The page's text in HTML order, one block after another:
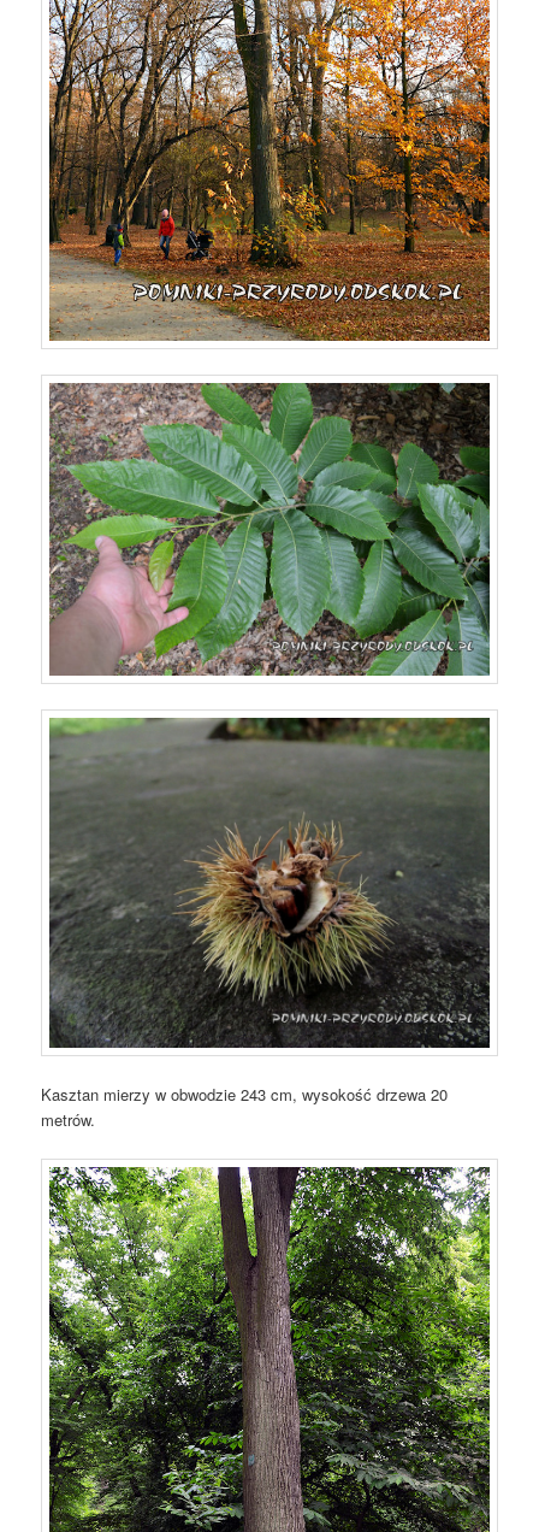
Kasztan mierzy w obwodzie 243 cm, wysokość drzewa 20
metrów.